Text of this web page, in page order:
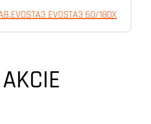
AKCIE